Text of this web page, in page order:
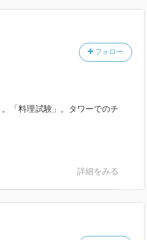
フォロー
「料理試験」。タワーでのチ
詳細をみる